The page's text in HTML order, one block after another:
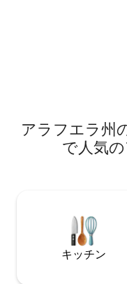
アラフエラ州
で人気
キッチン